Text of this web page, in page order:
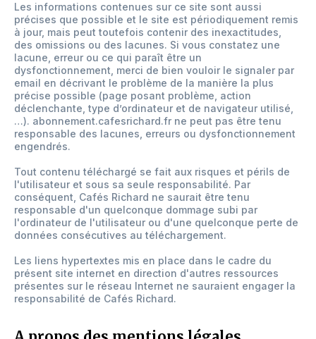
Les informations contenues sur ce site sont aussi
précises que possible et le site est périodiquement remis
à jour, mais peut toutefois contenir des inexactitudes,
des omissions ou des lacunes. Si vous constatez une
lacune, erreur ou ce qui paraît être un
dysfonctionnement, merci de bien vouloir le signaler par
email en décrivant le problème de la manière la plus
précise possible (page posant problème, action
déclenchante, type d’ordinateur et de navigateur utilisé,
…). abonnement.cafesrichard.fr ne peut pas être tenu
responsable des lacunes, erreurs ou dysfonctionnement
engendrés.
Tout contenu téléchargé se fait aux risques et périls de
l'utilisateur et sous sa seule responsabilité. Par
conséquent, Cafés Richard ne saurait être tenu
responsable d'un quelconque dommage subi par
l'ordinateur de l'utilisateur ou d'une quelconque perte de
données consécutives au téléchargement.
Les liens hypertextes mis en place dans le cadre du
présent site internet en direction d'autres ressources
présentes sur le réseau Internet ne sauraient engager la
responsabilité de Cafés Richard.